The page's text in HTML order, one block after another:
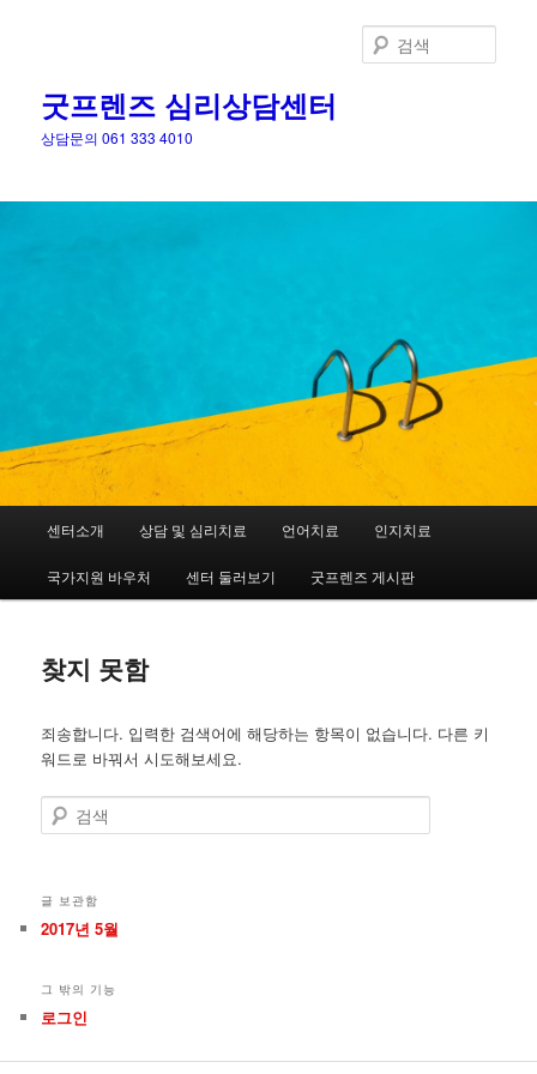
굿프렌즈 심리상담센터
상담문의 061 333 4010
색
뉴
첫
번
컨
텐
로
뛰
넘
두
번
컨
텐
로
뛰
넘
센터소개 상담 및 심리치료 언어치료 인지치료
국가지원 바우처 센터 둘러보기 굿프렌즈 게시판
찾지 못함
죄송합니다. 입력한 검색어에 해당하는 항목이 없습니다. 다른 키
워드로 바꿔서 시도해보세요.
검
색
글 보관함
2017년 5월
그 밖의 기능
로그인